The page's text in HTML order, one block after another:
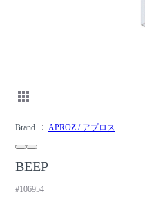
Brand APROZ / アプロス
BEEP
#106954